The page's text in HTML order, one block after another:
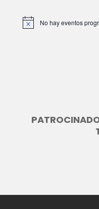
No hay eventos